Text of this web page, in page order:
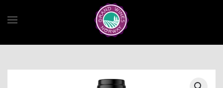
Skip to main content